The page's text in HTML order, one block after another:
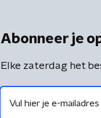
Abonneer je
Elke zaterdag het